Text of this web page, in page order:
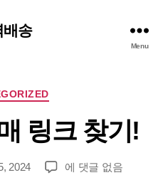
배송
Menu
Categories
링크 찾기!
2024
엑
에 댓글 없음